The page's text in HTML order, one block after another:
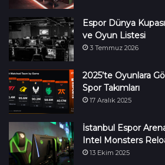
Espor Dünya
ve Oyun Listesi
3 Temmuz 2026
2025’te Oyunlara
Spor Takımları
17 Aralık 2025
İstanbul Espor
Intel Monsters
13 Ekim 2025